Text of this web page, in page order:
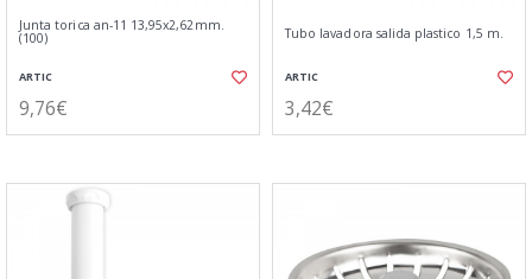
Junta torica an-11 13,95x2,62mm.
(100)
ARTIC
9,76€
Tubo lavadora salida plastico 1,5 m.
ARTIC
3,42€